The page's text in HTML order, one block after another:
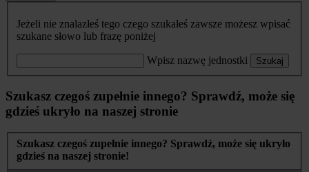
Jeżeli nie znalazłeś tego czego szukałeś zawsze możesz wpisać
szukane słowo lub frazę poniżej
Wpisz nazwę jednostki Szukaj
Szukasz czegoś zupełnie innego? Sprawdź, może się
gdzieś ukryło na naszej stronie
Szukasz czegoś zupełnie innego? Sprawdź, może się ukryło
gdzieś na naszej stronie!